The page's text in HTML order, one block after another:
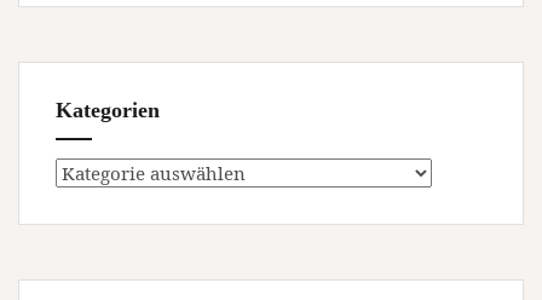
Kategorien
Kategorien